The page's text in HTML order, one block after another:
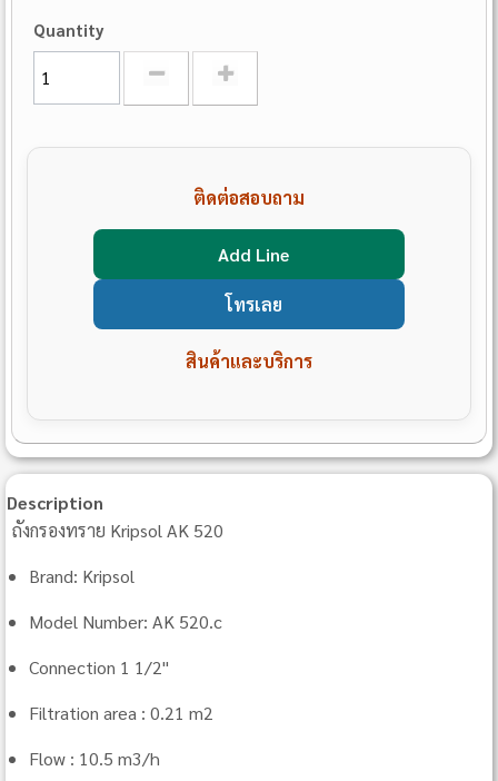
Quantity
ติดต่อสอบถาม
Add Line
โทรเลย
สินค้าและบริการ
Description
ถังกรองทราย Kripsol AK 520
Brand: Kripsol
Model Number: AK 520.c
Connection 1 1/2"
Filtration area : 0.21 m2
Flow : 10.5 m3/h